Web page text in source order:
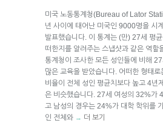
미국 노동통계청(Bureau of Lator
년 사이에 태어난 미국인 9000명을 시
발표했습니다. 이 통계는 (만) 27세 평
떠한지를 알려주는 스냅샷과 같은 역할
통계청이 조사한 모든 성인들에 비해
많은 교육을 받았습니다. 어떠한 형태
비율이 전체 성인 평균치보다 높고 4년
은 비슷했습니다. 27세 여성의 32%가
고 남성의 경우는 24%가 대학 학위를
인 전체와 → 더 보기